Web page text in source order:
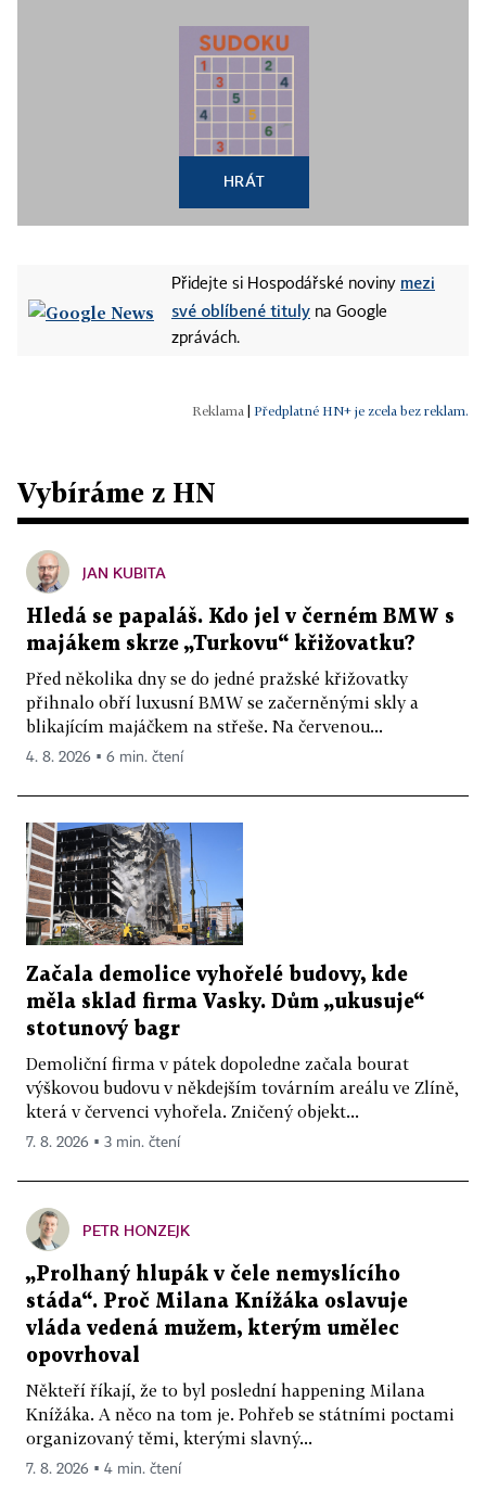
HRÁT
Přidejte si Hospodářské noviny mezi
své oblíbené tituly na Google
zprávách.
Předplatné HN+ je zcela bez reklam.
Vybíráme z HN
JAN KUBITA
Hledá se papaláš. Kdo jel v černém BMW s
majákem skrze „Turkovu“ křižovatku?
Před několika dny se do jedné pražské křižovatky
přihnalo obří luxusní BMW se začerněnými skly a
blikajícím majáčkem na střeše. Na červenou...
4. 8. 2026 ▪ 6 min. čtení
Začala demolice vyhořelé budovy, kde
měla sklad firma Vasky. Dům „ukusuje“
stotunový bagr
Demoliční firma v pátek dopoledne začala bourat
výškovou budovu v někdejším továrním areálu ve Zlíně,
která v červenci vyhořela. Zničený objekt...
7. 8. 2026 ▪ 3 min. čtení
PETR HONZEJK
„Prolhaný hlupák v čele nemyslícího
stáda“. Proč Milana Knížáka oslavuje
vláda vedená mužem, kterým umělec
opovrhoval
Někteří říkají, že to byl poslední happening Milana
Knížáka. A něco na tom je. Pohřeb se státními poctami
organizovaný těmi, kterými slavný...
7. 8. 2026 ▪ 4 min. čtení